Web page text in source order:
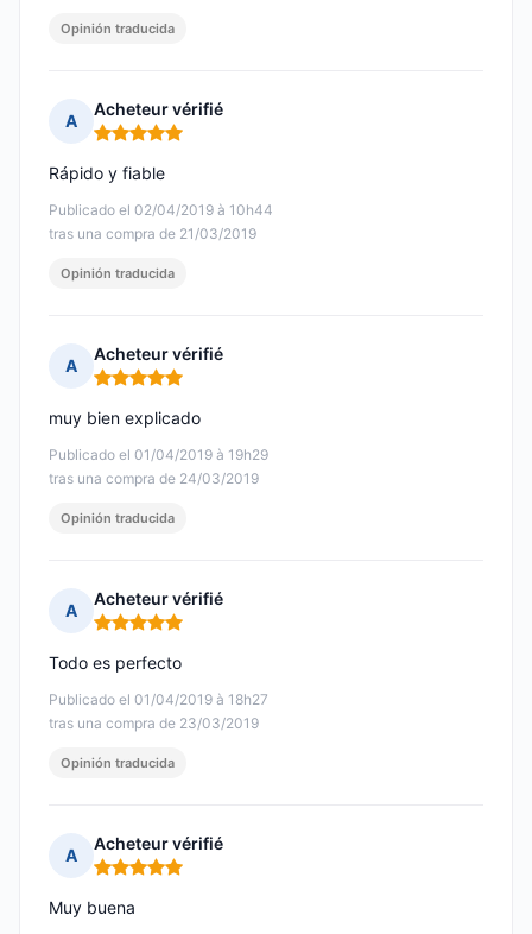
Opinión traducida
A
Acheteur vérifié
Nota: 5 de 5
Publicado el 02/04/2019 à 10h44
tras una compra de 21/03/2019
Rápido y fiable
Opinión traducida
A
Acheteur vérifié
Nota: 5 de 5
Publicado el 01/04/2019 à 19h29
tras una compra de 24/03/2019
muy bien explicado
Opinión traducida
A
Acheteur vérifié
Nota: 5 de 5
Publicado el 01/04/2019 à 18h27
tras una compra de 23/03/2019
Todo es perfecto
Opinión traducida
A
Acheteur vérifié
Nota: 5 de 5
Muy buena